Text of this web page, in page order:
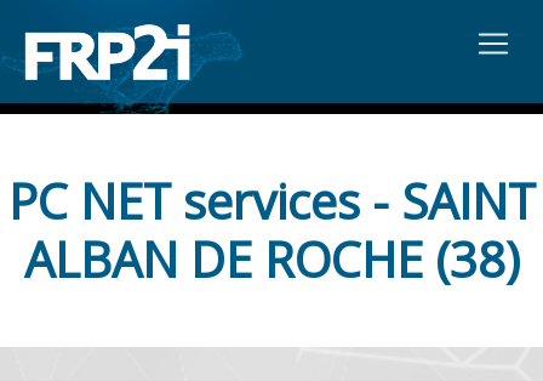
PC NET services - SAINT
ALBAN DE ROCHE (38)